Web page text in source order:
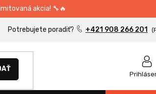
akcia! 🔧🔥
+421 908 266 201